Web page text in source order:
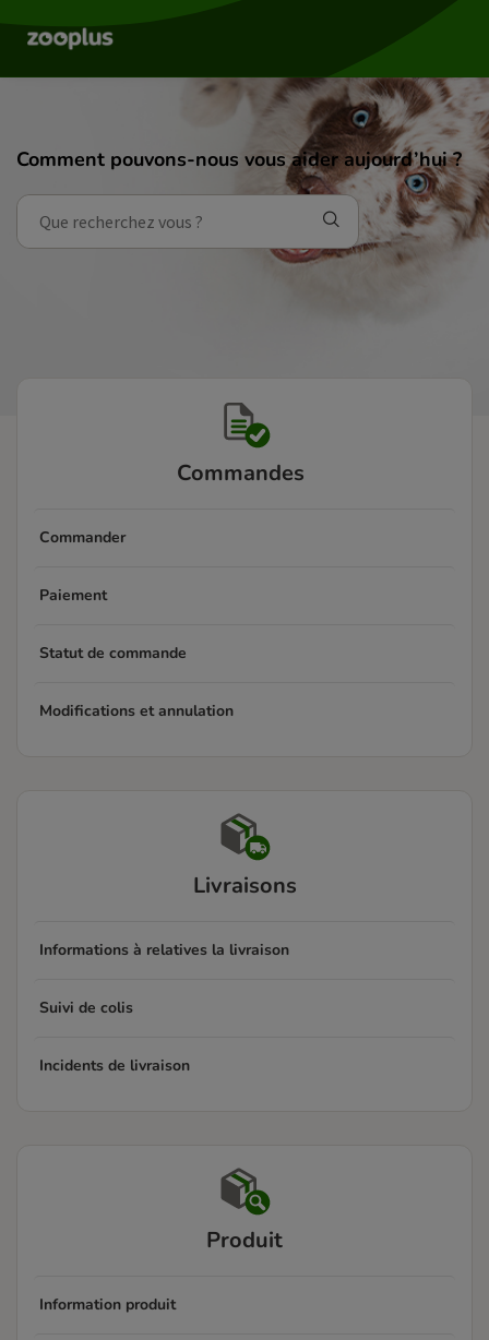
Comment pouvons-nous vous aider aujourd’hui ?
Commandes
Commander
Paiement
Statut de commande
Modifications et annulation
Livraisons
Informations à relatives la livraison
Suivi de colis
Incidents de livraison
Produit
Information produit